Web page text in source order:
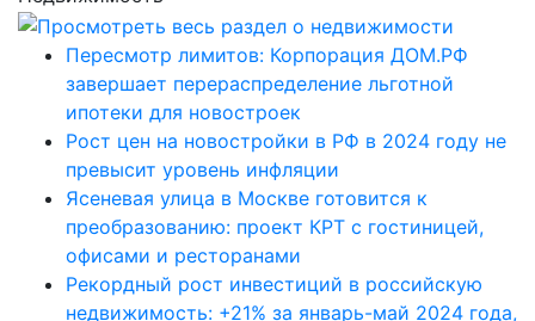
Пересмотр лимитов: Корпорация ДОМ.РФ
завершает перераспределение льготной
ипотеки для новостроек
Рост цен на новостройки в РФ в 2024 году не
превысит уровень инфляции
Ясеневая улица в Москве готовится к
преобразованию: проект КРТ с гостиницей,
офисами и ресторанами
Рекордный рост инвестиций в российскую
недвижимость: +21% за январь-май 2024 года,